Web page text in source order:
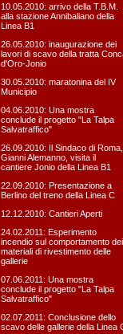
10.05.2010: arrivo della T.B.M.
alla stazione Annibaliano della
Linea B1
26.05.2010: inaugurazione dei
lavori di scavo della tratta
d'Oro-Jonio
30.05.2010: maratonina del IV
Municipio
04.06.2010: Una mostra
conclude il progetto "La Talpa
Salvatraffico"
26.09.2010: Il Sindaco di Roma,
Gianni Alemanno, visita il
cantiere Jonio della Linea B1
22.09.2010: Presentazione a
Berlino del treno della Linea C
12.12.2010: Cantieri Aperti
24.02.2011: Esperimento
incendio sul comportamento dei
materiali di rivestimento delle
gallerie
07.06.2011: Una mostra
conclude il progetto "La Talpa
Salvatraffico"
02.07.2011: Conclusione dello
scavo delle gallerie della Linea